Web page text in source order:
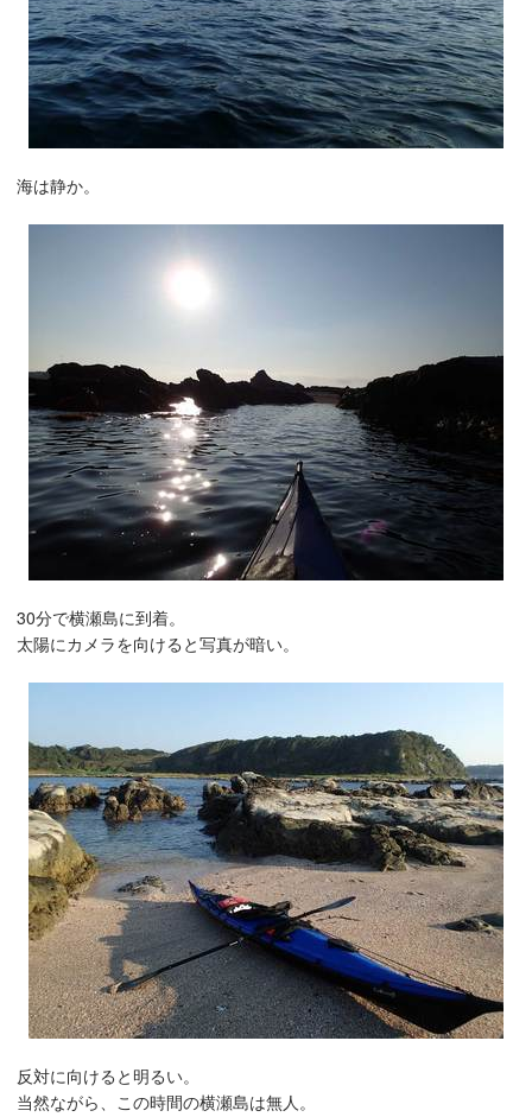
海は静か。
30分で横瀬島に到着。
太陽にカメラを向けると写真が暗い。
反対に向けると明るい。
当然ながら、この時間の横瀬島は無人。